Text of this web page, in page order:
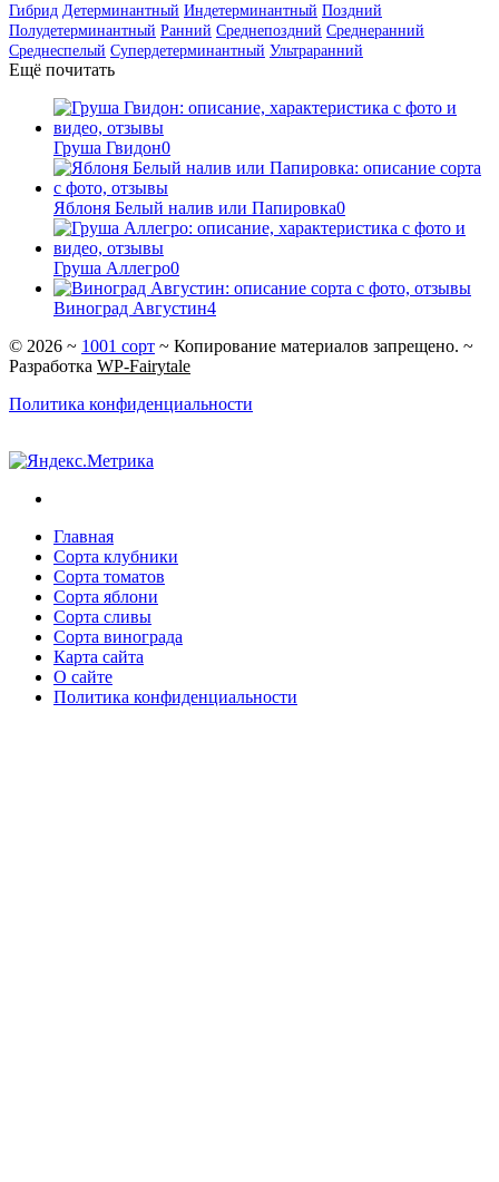
Гибрид Детерминантный Индетерминантный Поздний
Полудетерминантный Ранний Среднепоздний Среднеранний
Среднеспелый Супердетерминантный Ультраранний
Ещё почитать
Груша Гвидон0
Яблоня Белый налив или Папировка0
Груша Аллегро0
Виноград Августин4
© 2026 ~ 1001 сорт ~ Копирование материалов запрещено. ~
Разработка WP-Fairytale
Политика конфиденциальности
Главная
Сорта клубники
Сорта томатов
Сорта яблони
Сорта сливы
Сорта винограда
Карта сайта
О сайте
Политика конфиденциальности